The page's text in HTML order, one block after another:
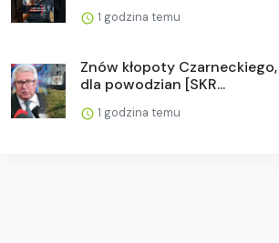
1 godzina temu
Znów kłopoty
dla powodzian [SKR...
1 godzina temu